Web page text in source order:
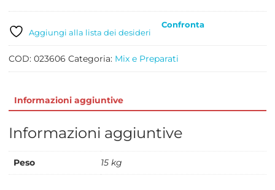
BESOZZI
quantità
Aggiungi alla lista dei desideri
Confronta
COD: 023606 Categoria: Mix e Preparati
Informazioni aggiuntive
Informazioni aggiuntive
Peso 15 kg